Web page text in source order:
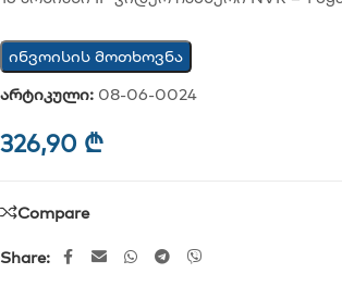
ინვოისის მოთხოვნა
არტიკული: 08-06-0024
326,90 ₾
Compare
Share: